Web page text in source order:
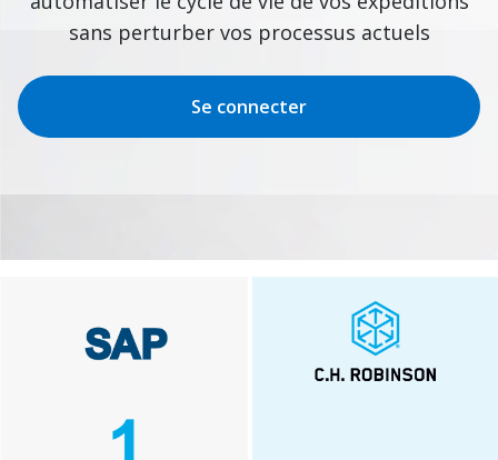
sans perturber vos processus actuels
Se connecter